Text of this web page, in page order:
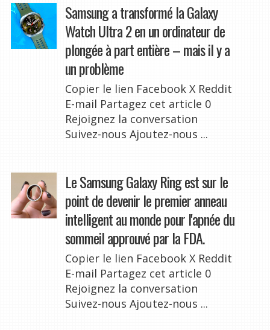
Samsung a transformé la Galaxy
Watch Ultra 2 en un ordinateur de
plongée à part entière – mais il y a
un problème
Copier le lien Facebook X Reddit
E-mail Partagez cet article 0
Rejoignez la conversation
Suivez-nous Ajoutez-nous ...
Le Samsung Galaxy Ring est sur le
point de devenir le premier anneau
intelligent au monde pour l'apnée du
sommeil approuvé par la FDA.
Copier le lien Facebook X Reddit
E-mail Partagez cet article 0
Rejoignez la conversation
Suivez-nous Ajoutez-nous ...